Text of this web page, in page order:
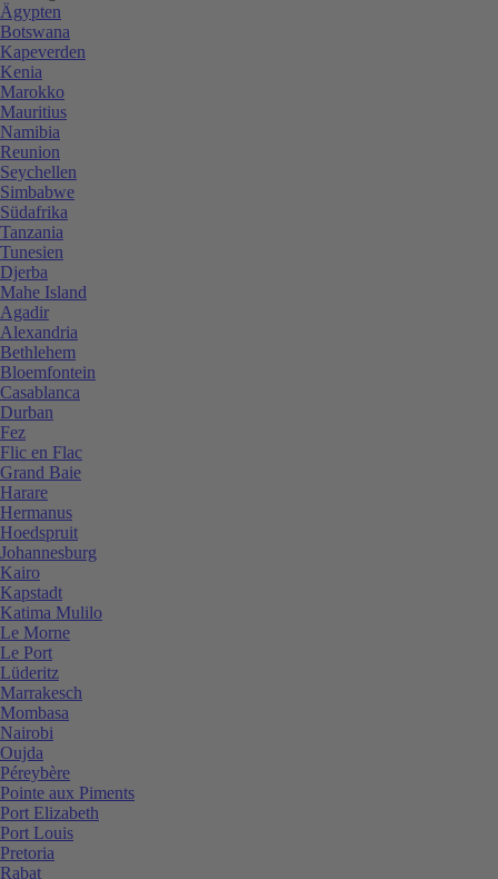
Ägypten
Botswana
Kapeverden
Kenia
Marokko
Mauritius
Namibia
Reunion
Seychellen
Simbabwe
Südafrika
Tanzania
Tunesien
Djerba
Mahe Island
Agadir
Alexandria
Bethlehem
Bloemfontein
Casablanca
Durban
Fez
Flic en Flac
Grand Baie
Harare
Hermanus
Hoedspruit
Johannesburg
Kairo
Kapstadt
Katima Mulilo
Le Morne
Le Port
Lüderitz
Marrakesch
Mombasa
Nairobi
Oujda
Péreybère
Pointe aux Piments
Port Elizabeth
Port Louis
Pretoria
Rabat